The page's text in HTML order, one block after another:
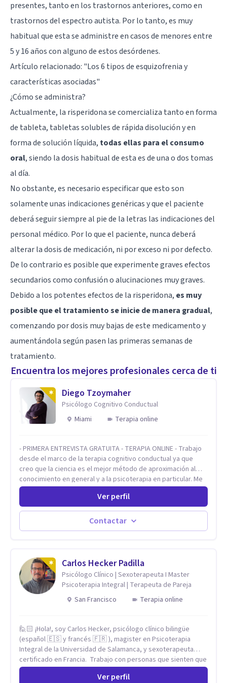
presentes, tanto en los trastornos anteriores, como en
trastornos del espectro autista. Por lo tanto, es muy
habitual que esta se administre en casos de menores entre
5 y 16 años con alguno de estos desórdenes.
Artículo relacionado: "Los 6 tipos de esquizofrenia y
características asociadas"
¿Cómo se administra?
Actualmente, la risperidona se comercializa tanto en forma
de tableta, tabletas solubles de rápida disolución y en
forma de solución líquida, todas ellas para el consumo
oral, siendo la dosis habitual de esta es de una o dos tomas
al día.
No obstante, es necesario especificar que esto son
solamente unas indicaciones genéricas y que el paciente
deberá seguir siempre al pie de la letras las indicaciones del
personal médico. Por lo que el paciente, nunca deberá
alterar la dosis de medicación, ni por exceso ni por defecto.
De lo contrario es posible que experimente graves efectos
secundarios como confusión o alucinaciones muy graves.
Debido a los potentes efectos de la risperidona, es muy
posible que el tratamiento se inicie de manera gradual,
comenzando por dosis muy bajas de este medicamento y
aumentándola según pasen las primeras semanas de
tratamiento.
Encuentra los mejores profesionales cerca de ti
Diego Tzoymaher
Psicólogo Cognitivo Conductual
Miami
Terapia online
- PRIMERA ENTREVISTA GRATUITA - TERAPIA ONLINE - Trabajo
desde el marco de la terapia cognitivo conductual ya que
creo que la ciencia es el mejor método de aproximación al
conocimiento en general y a la psicoterapia en particular. Me
interesan los procesos de cambio conductual por los que una
persona pueda alcanzar sus objetivos, transitando,
aceptando y modificando sus patrones cognitivos y
emocionales. Abordo patologías específicas como trastornos
de ansiedad y del ánimo, y también crisis vitales y procesos
Ver perfil
Contactar
Carlos Hecker Padilla
Psicólogo Clínico | Sexoterapeuta I Master
Psicoterapia Integral | Terapeuta de Pareja
San Francisco
Terapia online
🙋🏻 ¡Hola!, soy Carlos Hecker, psicólogo clínico bilingüe
(español 🇪🇸 y francés 🇫🇷 ), magister en Psicoterapia
Integral de la Universidad de Salamanca, y sexoterapeuta
certificado en Francia. Trabajo con personas que sienten que
algo en su vida dejó de calzar: ansiedad que se desborda,
tristeza que no se va, duelos que se alargan, relaciones que
Ver perfil